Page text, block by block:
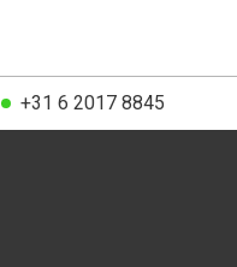
+31 6 2017 8845